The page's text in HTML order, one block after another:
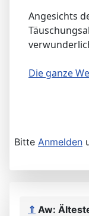
Angesichts
Die ganze
Bitte Anmelden
⇑ Aw: